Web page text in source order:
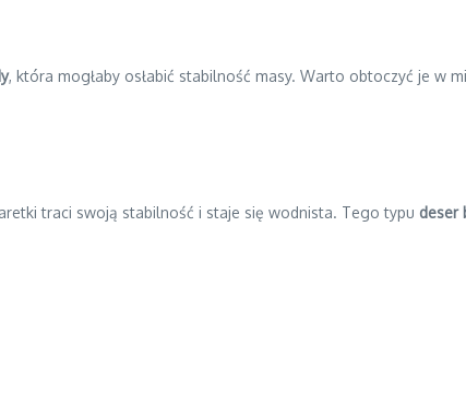
, która mogłaby osłabić stabilność masy. Warto obtoczyć je w
traci swoją stabilność i staje się wodnista. Tego typu deser